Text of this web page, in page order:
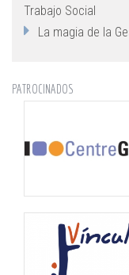
Trabajo Social
La magia de la
PATROCINADOS